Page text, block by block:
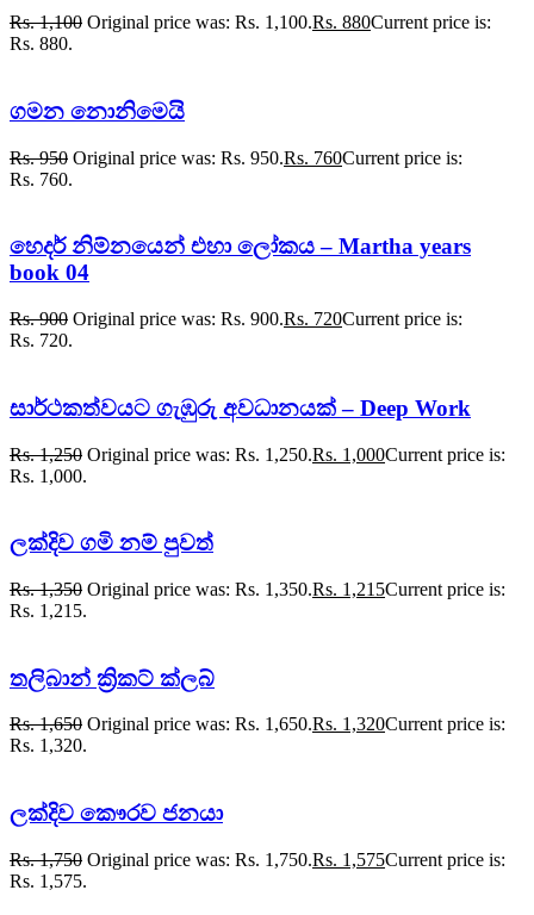
Rs.1,100 Original price was: Rs. 1,100.Rs. 880Current price is:
Rs. 880.
ගමන නොනිමෙයි
Rs.950 Original price was: Rs. 950.Rs. 760Current price is:
Rs. 760.
හෙදර් නිම්නයෙන් එහා ලෝකය – Martha years
book 04
Rs.900 Original price was: Rs. 900.Rs. 720Current price is:
Rs. 720.
සාර්ථකත්වයට ගැඹුරු අවධානයක් – Deep Work
Rs.1,250 Original price was: Rs. 1,250.Rs. 1,000Current price is:
Rs. 1,000.
ලක්දිව ගමි නම් පුවත්
Rs.1,350 Original price was: Rs. 1,350.Rs. 1,215Current price is:
Rs. 1,215.
තලිබාන් ක්‍රිකට් ක්ලබ්
Rs.1,650 Original price was: Rs. 1,650.Rs. 1,320Current price is:
Rs. 1,320.
ලක්දිව කෞරව ජනයා
Rs.1,750 Original price was: Rs. 1,750.Rs. 1,575Current price is:
Rs. 1,575.